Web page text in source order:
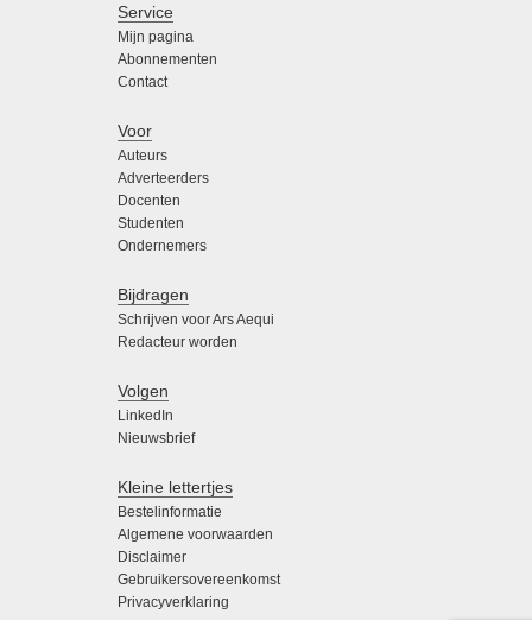
Service
Mijn pagina
Abonnementen
Contact
Voor
Auteurs
Adverteerders
Docenten
Studenten
Ondernemers
Bijdragen
Schrijven voor Ars Aequi
Redacteur worden
Volgen
LinkedIn
Nieuwsbrief
Kleine lettertjes
Bestelinformatie
Algemene voorwaarden
Disclaimer
Gebruikersovereenkomst
Privacyverklaring